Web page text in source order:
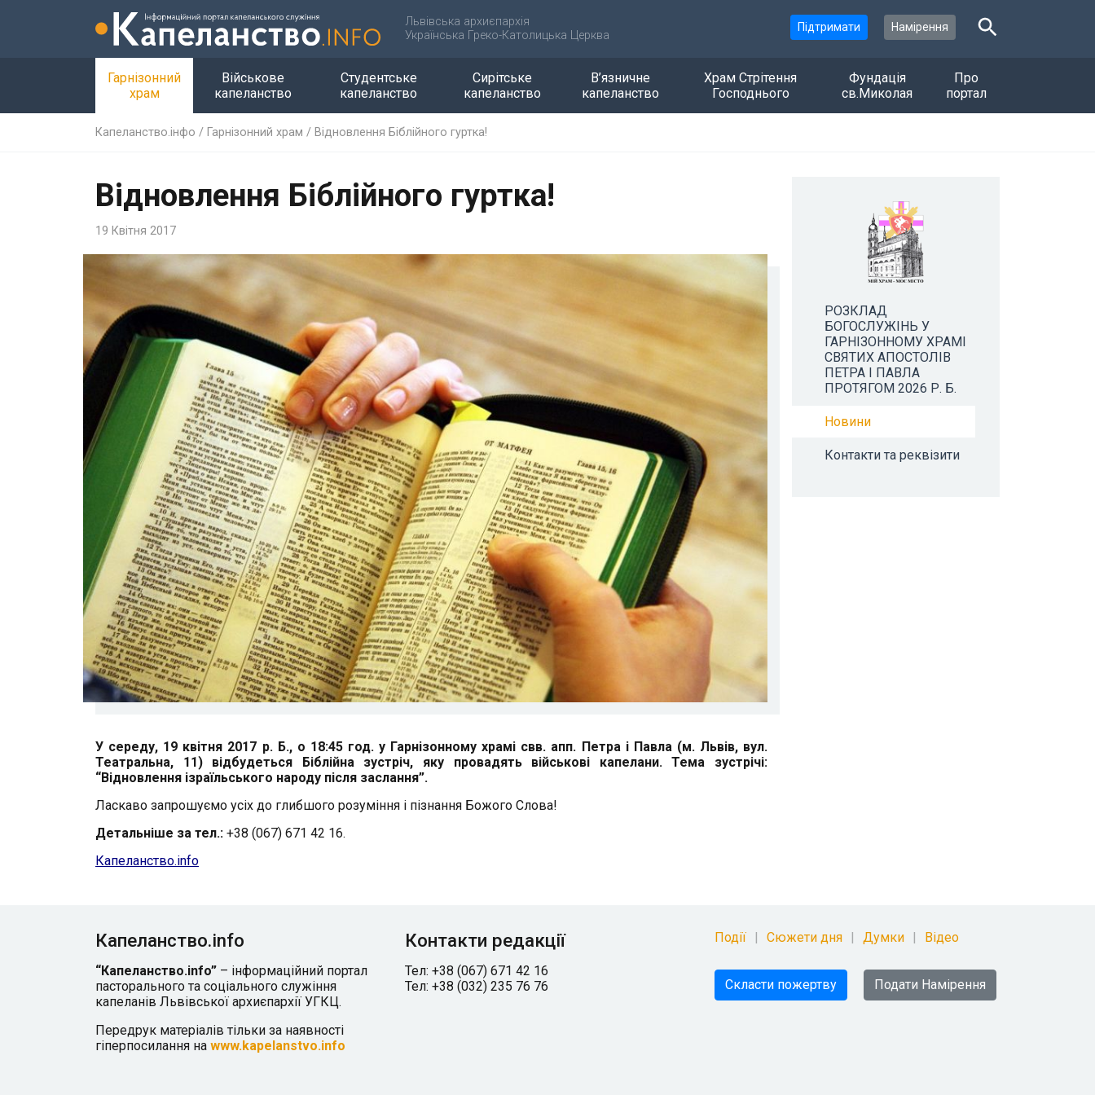
Львівська архиєпархія
Українська Греко-Католицька Церква
Підтримати Намірення
Гарнізонний
храм
Військове
капеланство
Студентське
капеланство
Сирітське
капеланство
В’язничне
капеланство
Храм Стрітення
Господнього
Фундація
св.Миколая
Про
портал
Капеланство.інфо / Гарнізонний храм / Відновлення Біблійного гуртка!
Відновлення Біблійного гуртка!
19 Квітня 2017
У середу, 19 квітня 2017 р. Б., о 18:45 год. у Гарнізонному храмі свв. апп. Петра і Павла (м. Львів, вул.
Театральна, 11) відбудеться Біблійна зустріч, яку провадять військові капелани. Тема зустрічі:
“Відновлення ізраїльського народу після заслання”.
Ласкаво запрошуємо усіх до глибшого розуміння і пізнання Божого Слова!
Детальніше за тел.: +38 (067) 671 42 16.
Капеланство.info
РОЗКЛАД
БОГОСЛУЖІНЬ У
ГАРНІЗОННОМУ ХРАМІ
СВЯТИХ АПОСТОЛІВ
ПЕТРА І ПАВЛА
ПРОТЯГОМ 2026 Р. Б.
Новини
Контакти та реквізити
Капеланство.info
“Капеланство.info” – інформаційний портал
пасторального та соціального служіння
капеланів Львівської архиєпархії УГКЦ.
Передрук матеріалів тільки за наявності
гіперпосилання на www.kapelanstvo.info
Контакти редакції
Тел: +38 (067) 671 42 16
Тел: +38 (032) 235 76 76
Події Сюжети дня Думки Відео
Скласти пожертву Подати Намірення